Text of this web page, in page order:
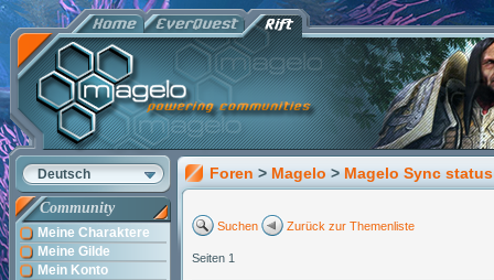
Deutsch
Community
Meine Charaktere
Meine Gilde
Mein Konto
Foren > Magelo > Magelo Sync status
Suchen Zurück zur Themenliste
Seiten 1